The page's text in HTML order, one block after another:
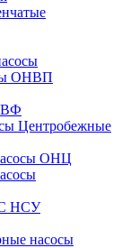
ОНВП
Центробежные
ОНЦ
НСУ
насосы